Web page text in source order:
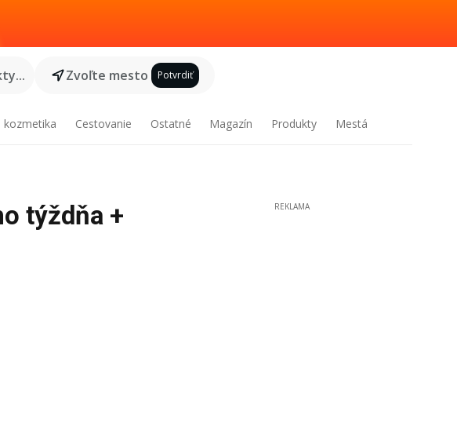
Zvoľte mesto Potvrdiť
kozmetika Cestovanie Ostatné Magazín Produkty Mestá
týždňa +
REKLAMA